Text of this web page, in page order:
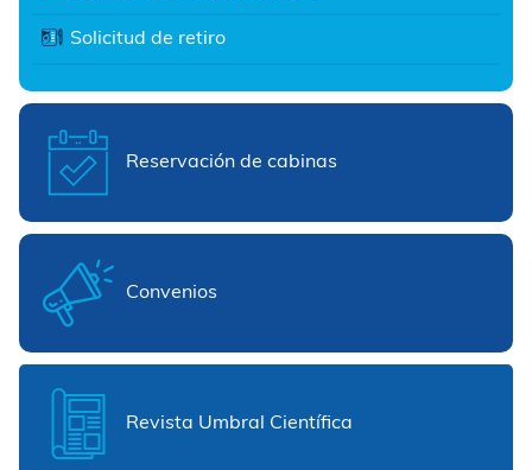
Solicitud de retiro
Reservación de cabinas
Convenios
Revista Umbral Científica